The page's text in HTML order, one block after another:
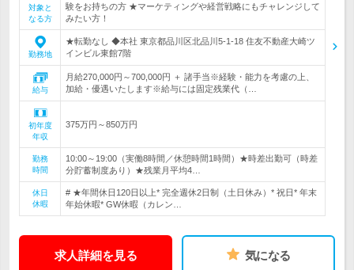
対象と
なる方
験をお持ちの方 ★マーケティングや経営戦略にもチャレンジして
みたい方！
勤務地
★転勤なし ◆本社 東京都品川区北品川5-1-18 住友不動産大崎ツ
インビル東館7階
給与
月給270,000円～700,000円 ＋ 諸手当※経験・能力を考慮の上、
加給・優遇いたします※給与には固定残業代（…
初年度
年収
375万円～850万円
勤務
時間
10:00～19:00（実働8時間／休憩時間1時間）★時差出勤可（時差
分貯蓄制度あり）★残業月平均4…
休日
休暇
# ★年間休日120日以上* 完全週休2日制（土日休み）* 祝日* 年末
年始休暇* GW休暇（カレン…
求人詳細を見る 気になる